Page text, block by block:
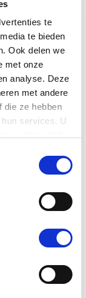
te
te bieden
Ook delen we
met onze
analyse. Deze
met andere
die ze hebben
services. U
alleen
de
wordt
uit’-beginsel
aan
samenleving,
Deze
Ook
zien hoe zij zich